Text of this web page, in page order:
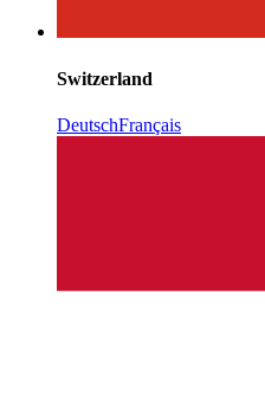
Switzerland
DeutschFrançais